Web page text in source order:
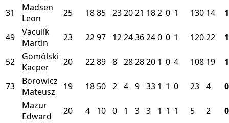
31
Madsen
Leon
25 1885 232021 182 0 1 130 14
49
Vaculík
Martin
23 2297 122436240 0 1 12022
52
Gomólski
Kacper
20 2289 8 282820 1 0 4 108 19
73
Borowicz
Mateusz
19 18 50 2 4 9 33 1 1 0 23 4
Mazur
Edward
20 4 10 0 1 3 3 1 1 1 5 2